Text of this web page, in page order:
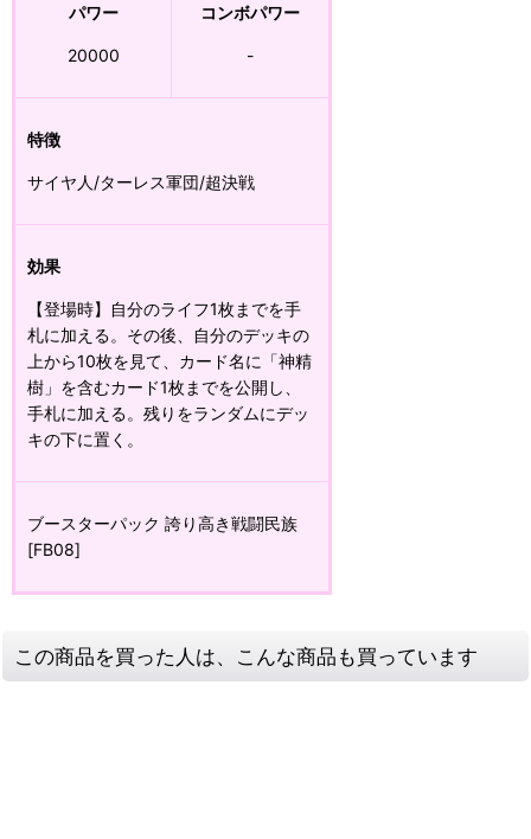
パワー
20000
コンボパワー
-
特徴
サイヤ人/ターレス軍団/超決戦
効果
【登場時】自分のライフ1枚までを手
札に加える。その後、自分のデッキの
上から10枚を見て、カード名に「神精
樹」を含むカード1枚までを公開し、
手札に加える。残りをランダムにデッ
キの下に置く。
ブースターパック 誇り高き戦闘民族
[FB08]
この商品を買った人は、こんな商品も買っています